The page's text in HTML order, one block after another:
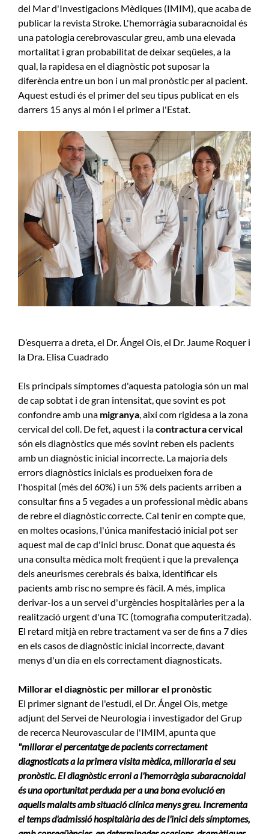
del Mar d'Investigacions Mèdiques (IMIM), que acaba de
publicar la revista Stroke. L'hemorràgia subaracnoidal és
una patologia cerebrovascular greu, amb una elevada
mortalitat i gran probabilitat de deixar seqüeles, a la
qual, la rapidesa en el diagnòstic pot suposar la
diferència entre un bon i un mal pronòstic per al pacient.
Aquest estudi és el primer del seu tipus publicat en els
darrers 15 anys al món i el primer a l'Estat.
D’esquerra a dreta, el Dr. Ángel Ois, el Dr. Jaume Roquer i
la Dra. Elisa Cuadrado
Els principals símptomes d'aquesta patologia són un mal
de cap sobtat i de gran intensitat, que sovint es pot
confondre amb una migranya, així com rigidesa a la zona
cervical del coll. De fet, aquest i lacontractura cervical
són els diagnòstics que més sovint reben els pacients
amb un diagnòstic inicial incorrecte. La majoria dels
errors diagnòstics inicials es produeixen fora de
l'hospital (més del 60%) i un 5% dels pacients arriben a
consultar fins a 5 vegades a un professional mèdic abans
de rebre el diagnòstic correcte. Cal tenir en compte que,
en moltes ocasions, l'única manifestació inicial pot ser
aquest mal de cap d'inici brusc. Donat que aquesta és
una consulta mèdica molt freqüent i que la prevalença
dels aneurismes cerebrals és baixa, identificar els
pacients amb risc no sempre és fàcil. A més, implica
derivar-los a un servei d'urgències hospitalàries per a la
realització urgent d'una TC (tomografia computeritzada).
El retard mitjà en rebre tractament va ser de fins a 7 dies
en els casos de diagnòstic inicial incorrecte, davant
menys d'un dia en els correctament diagnosticats.
Millorar el diagnòstic per millorar el pronòstic
El primer signant de l'estudi, el Dr. Ángel Ois, metge
adjunt del Servei de Neurologia i investigador del Grup
de recerca Neurovascular de l'IMIM, apunta que
"millorar el percentatge de pacients correctament
diagnosticats a la primera visita mèdica, milloraria el seu
pronòstic. El diagnòstic erroni a l'hemorràgia subaracnoidal
és una oportunitat perduda per a una bona evolució en
aquells malalts amb situació clínica menys greu. Incrementa
el temps d'admissió hospitalària des de l'inici dels símptomes,